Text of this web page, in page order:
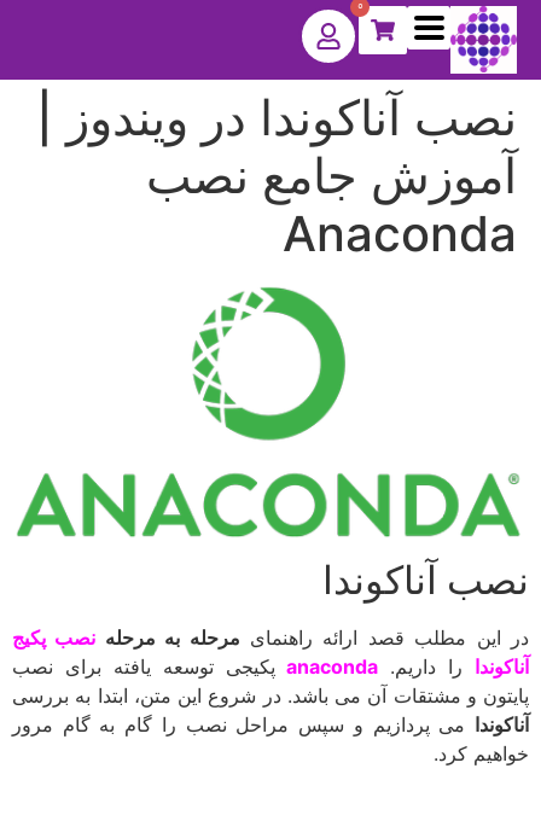
0
نصب آناکوندا در ویندوز |
آموزش جامع نصب
Anaconda
نصب آناکوندا
در این مطلب قصد ارائه راهنمای مرحله به مرحله نصب پکیج
آناکوندا را داریم. anaconda پکیجی توسعه یافته برای نصب
پایتون و مشتقات آن می باشد. در شروع این متن، ابتدا به بررسی
آناکوندا می پردازیم و سپس مراحل نصب را گام به گام مرور
خواهیم کرد.